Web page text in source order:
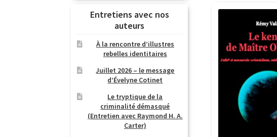
Entretiens avec nos
auteurs
À la rencontre d’illustres
rebelles identitaires
Juillet 2026 – le message
d’Évelyne Cotinet
Le tryptique de la
criminalité démasqué
(Entretien avec Raymond H. A.
Carter)